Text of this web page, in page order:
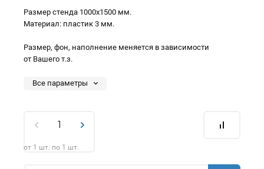
Размер стенда 1000х1500 мм.
Материал: пластик 3 мм.
Размер, фон, наполнение меняется в зависимости
от Вашего т.з.
Все параметры
от 1 шт. по 1 шт.